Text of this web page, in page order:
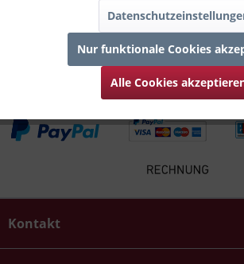
Kunden kauften auch
Kontakt
Nur funktionale Cookies
Alle Cookies